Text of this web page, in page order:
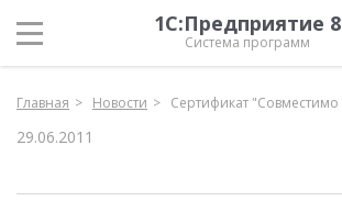
1С:Предприятие 8
Система программ
Главная Новости Сертификат "Совместимо
29.06.2011